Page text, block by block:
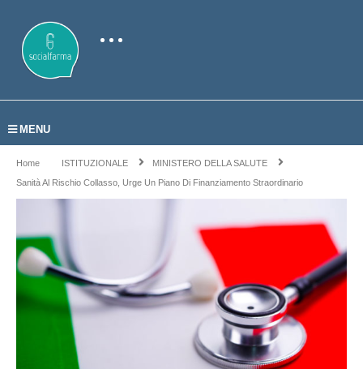
MENU
Home ISTITUZIONALE
MINISTERO DELLA SALUTE
Sanità Al Rischio Collasso, Urge Un Piano Di Finanziamento Straordinario